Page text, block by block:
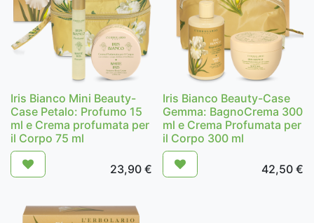
Iris Bianco Mini Beauty-
Case Petalo: Profumo 15
ml e Crema profumata per
il Corpo 75 ml
23,90€
Iris Bianco Beauty-Case
Gemma: BagnoCrema 300
ml e Crema Profumata per
il Corpo 300 ml
42,50 €